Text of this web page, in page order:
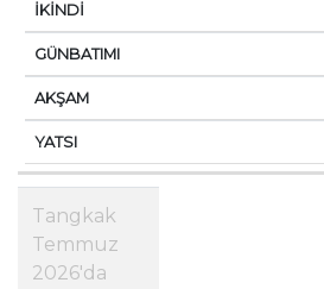
Tangkak
Temmuz
2026'da